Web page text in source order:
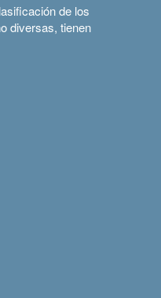
de los
diversas, tienen